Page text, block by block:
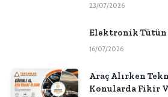
23/07/2026
Elektronik
16/07/2026
Araç Alırken
Konularda Fikir